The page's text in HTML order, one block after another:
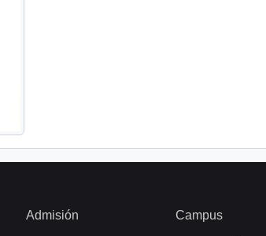
Admisión Campus